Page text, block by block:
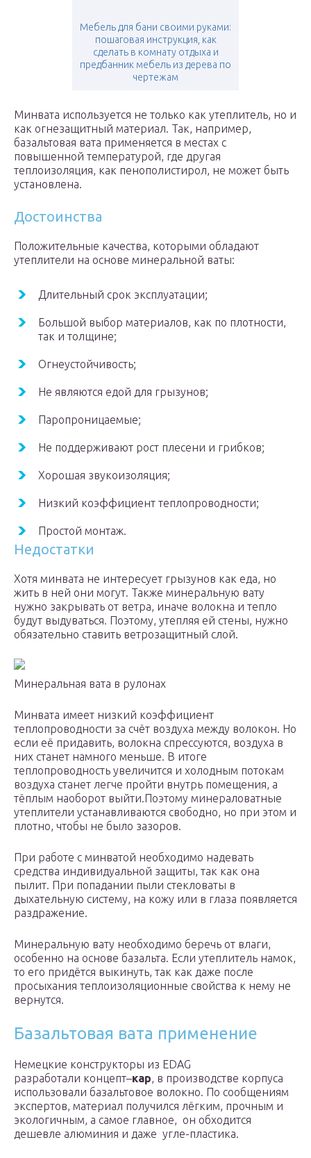
Мебель для бани своими руками:
пошаговая инструкция, как
сделать в комнату отдыха и
предбанник мебель из дерева по
чертежам
Минвата используется не только как утеплитель, но и
как огнезащитный материал. Так, например,
базальтовая вата применяется в местах с
повышенной температурой, где другая
теплоизоляция, как пенополистирол, не может быть
установлена.
Достоинства
Положительные качества, которыми обладают
утеплители на основе минеральной ваты:
Длительный срок эксплуатации;
Большой выбор материалов, как по плотности,
так и толщине;
Огнеустойчивость;
Не являются едой для грызунов;
Паропроницаемые;
Не поддерживают рост плесени и грибков;
Хорошая звукоизоляция;
Низкий коэффициент теплопроводности;
Простой монтаж.
Недостатки
Хотя минвата не интересует грызунов как еда, но
жить в ней они могут. Также минеральную вату
нужно закрывать от ветра, иначе волокна и тепло
будут выдуваться. Поэтому, утепляя ей стены, нужно
обязательно ставить ветрозащитный слой.
Минеральная вата в рулонах
Минвата имеет низкий коэффициент
теплопроводности за счёт воздуха между волокон. Но
если её придавить, волокна спрессуются, воздуха в
них станет намного меньше. В итоге
теплопроводность увеличится и холодным потокам
воздуха станет легче пройти внутрь помещения, а
тёплым наоборот выйти.Поэтому минераловатные
утеплители устанавливаются свободно, но при этом и
плотно, чтобы не было зазоров.
При работе с минватой необходимо надевать
средства индивидуальной защиты, так как она
пылит. При попадании пыли стекловаты в
дыхательную систему, на кожу или в глаза появляется
раздражение.
Минеральную вату необходимо беречь от влаги,
особенно на основе базальта. Если утеплитель намок,
то его придётся выкинуть, так как даже после
просыхания теплоизоляционные свойства к нему не
вернутся.
Базальтовая вата применение
Немецкие конструкторы из EDAG
разработали концепт–кар, в производстве корпуса
использовали базальтовое волокно. По сообщениям
экспертов, материал получился лёгким, прочным и
экологичным, а самое главное, он обходится
дешевле алюминия и даже угле-пластика.